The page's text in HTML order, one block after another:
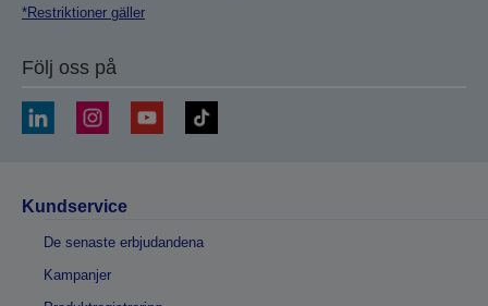
*Restriktioner gäller
Följ oss på
Kundservice
De senaste erbjudandena
Kampanjer